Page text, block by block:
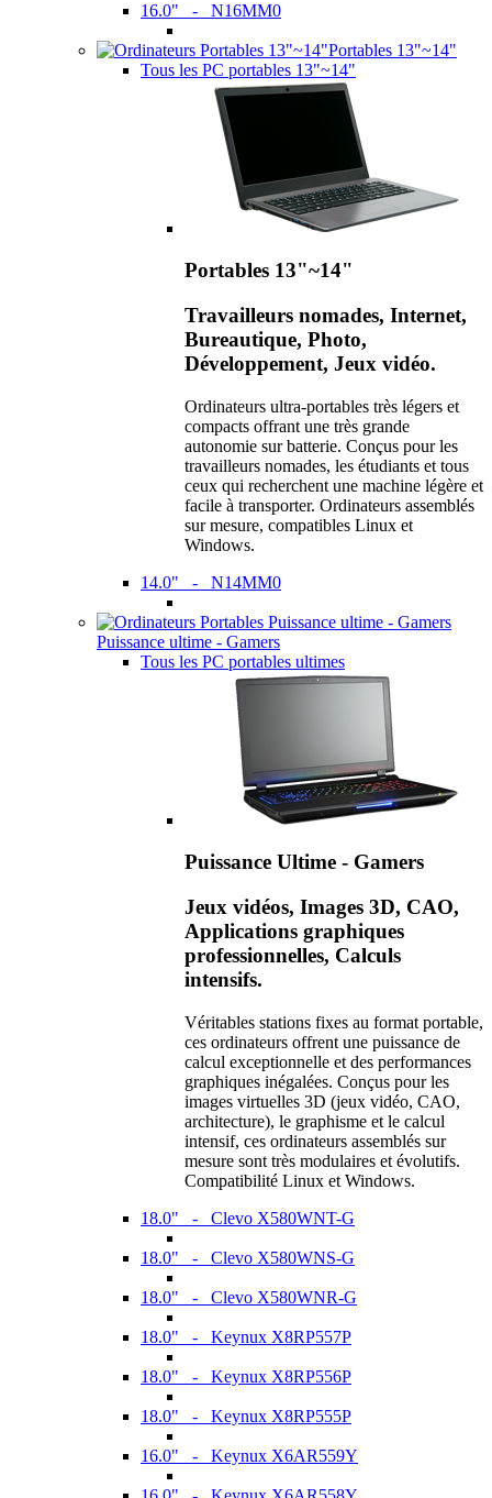
16.0" - N16MM0
Portables 13"~14"
Tous les PC portables 13"~14"
Portables 13"~14"
Travailleurs nomades, Internet,
Bureautique, Photo,
Développement, Jeux vidéo.
Ordinateurs ultra-portables très légers et
compacts offrant une très grande
autonomie sur batterie. Conçus pour les
travailleurs nomades, les étudiants et tous
ceux qui recherchent une machine légère et
facile à transporter. Ordinateurs assemblés
sur mesure, compatibles Linux et
Windows.
14.0" - N14MM0
Puissance ultime - Gamers
Tous les PC portables ultimes
Puissance Ultime - Gamers
Jeux vidéos, Images 3D, CAO,
Applications graphiques
professionnelles, Calculs
intensifs.
Véritables stations fixes au format portable,
ces ordinateurs offrent une puissance de
calcul exceptionnelle et des performances
graphiques inégalées. Conçus pour les
images virtuelles 3D (jeux vidéo, CAO,
architecture), le graphisme et le calcul
intensif, ces ordinateurs assemblés sur
mesure sont très modulaires et évolutifs.
Compatibilité Linux et Windows.
18.0" - Clevo X580WNT-G
18.0" - Clevo X580WNS-G
18.0" - Clevo X580WNR-G
18.0" - Keynux X8RP557P
18.0" - Keynux X8RP556P
18.0" - Keynux X8RP555P
16.0" - Keynux X6AR559Y